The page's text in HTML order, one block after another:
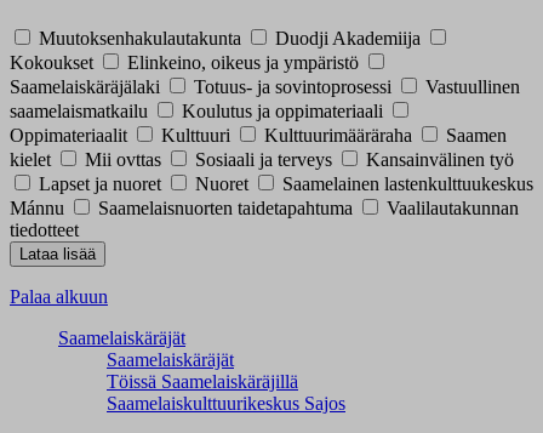
Muutoksenhakulautakunta
Duodji Akademiija
Kokoukset
Elinkeino, oikeus ja ympäristö
Saamelaiskäräjälaki
Totuus- ja sovintoprosessi
Vastuullinen
saamelaismatkailu
Koulutus ja oppimateriaali
Oppimateriaalit
Kulttuuri Kulttuurimääräraha
Saamen
kielet
Mii ovttas Sosiaali ja terveys
Kansainvälinen työ
Lapset ja nuoret
Nuoret
Saamelainen lastenkulttuukeskus
Mánnu
Saamelaisnuorten taidetapahtuma
Vaalilautakunnan
tiedotteet
Palaa alkuun
Saamelaiskäräjät
Saamelaiskäräjät
Töissä Saamelaiskäräjillä
Saamelaiskulttuuri­keskus Sajos